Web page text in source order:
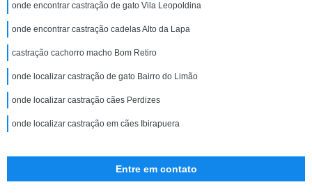
onde encontrar castração de gato Vila Leopoldina
onde encontrar castração cadelas Alto da Lapa
castração cachorro macho Bom Retiro
onde localizar castração de gato Bairro do Limão
onde localizar castração cães Perdizes
onde localizar castração em cães Ibirapuera
Entre em contato